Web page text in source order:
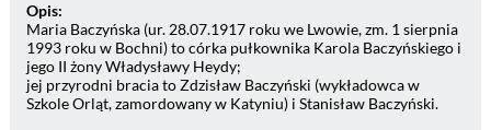
Opis:
Maria Baczyńska (ur. 28.07.1917 roku we Lwowie, zm. 1 sierpnia
1993 roku w Bochni) to córka pułkownika Karola Baczyńskiego i
jego II żony Władysławy Heydy;
jej przyrodni bracia to Zdzisław Baczyński (wykładowca w
Szkole Orląt, zamordowany w Katyniu) i Stanisław Baczyński.